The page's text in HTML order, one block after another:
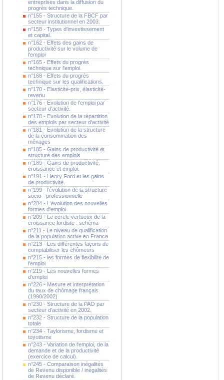
entreprises dans la diffusion du
progrès technique.
n°155 - Structure de la FBCF par
secteur institutionnel en 2003.
n°158 - Types d'investissement
et capital.
n°162 - Effets des gains de
productivité sur le volume de
l'emploi
n°165 - Effets du progrès
technique sur l'emploi.
n°168 - Effets du progrès
technique sur les qualifications.
n°170 - Elasticité-prix, élasticité-
revenu
n°176 - Evolution de l'emploi par
secteur d'activité.
n°178 - Evolution de la répartition
des emplois par secteur d'activité
n°181 - Evolution de la structure
de la consommation des
ménages
n°185 - Gains de productivité et
structure des emplois
n°189 - Gains de productivité,
croissance et emploi.
n°191 - Henry Ford et les gains
de productivité.
n°199 - l'évolution de la structure
socio - professionnelle
n°204 - L'évolution des nouvelles
formes d'emploi
n°209 - Le cercle vertueux de la
croissance fordiste : schéma
n°211 - Le niveau de qualification
de la population active en France
n°213 - Les différentes façons de
comptabiliser les chômeurs
n°215 - les formes de flexibilité de
l'emploi
n°219 - Les nouvelles formes
d'emploi
n°226 - Mesure et interprétation
du taux de chômage français
(1990/2002)
n°230 - Structure de la PAO par
secteur d'activité en 2002.
n°232 - Structure de la population
totale
n°234 - Taylorisme, fordisme et
toyotisme
n°243 - Variation de l'emploi, de la
demande et de la productivité
(exercice de calcul).
n°245 - Comparaison inégalités
de Revenu disponible / inégalités
de Revenu déclaré.